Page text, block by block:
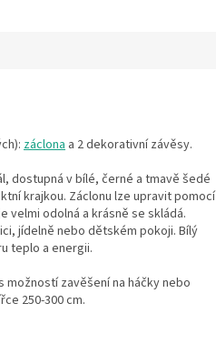
záclona a 2 dekorativní závěsy.
dostupná v bílé, černé a tmavě šedé
krajkou. Záclonu lze upravit pomocí
velmi odolná a krásně se skládá.
jídelně nebo dětském pokoji. Bílý
teplo a energii.
možností zavěšení na háčky nebo
250-300 cm.